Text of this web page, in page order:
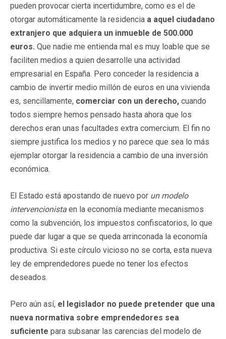
pueden provocar cierta incertidumbre, como es el de
otorgar automáticamente la residencia a aquel ciudadano
extranjero que adquiera un inmueble de 500.000
euros. Que nadie me entienda mal es muy loable que se
faciliten medios a quien desarrolle una actividad
empresarial en España. Pero conceder la residencia a
cambio de invertir medio millón de euros en una vivienda
es, sencillamente, comerciar con un derecho, cuando
todos siempre hemos pensado hasta ahora que los
derechos eran unas facultades extra comercium. El fin no
siempre justifica los medios y no parece que sea lo más
ejemplar otorgar la residencia a cambio de una inversión
económica.
El Estado está apostando de nuevo por un modelo
intervencionista en la economía mediante mecanismos
como la subvención, los impuestos confiscatorios, lo que
puede dar lugar a que se queda arrinconada la economía
productiva. Si este círculo vicioso no se corta, esta nueva
ley de emprendedores puede no tener los efectos
deseados.
Pero aún así, el legislador no puede pretender que una
nueva normativa sobre emprendedores sea
suficiente para subsanar las carencias del modelo de